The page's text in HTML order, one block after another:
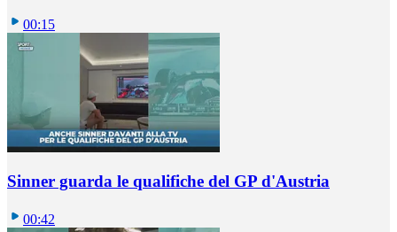
00:15
Sinner guarda le qualifiche del GP d'Austria
00:42